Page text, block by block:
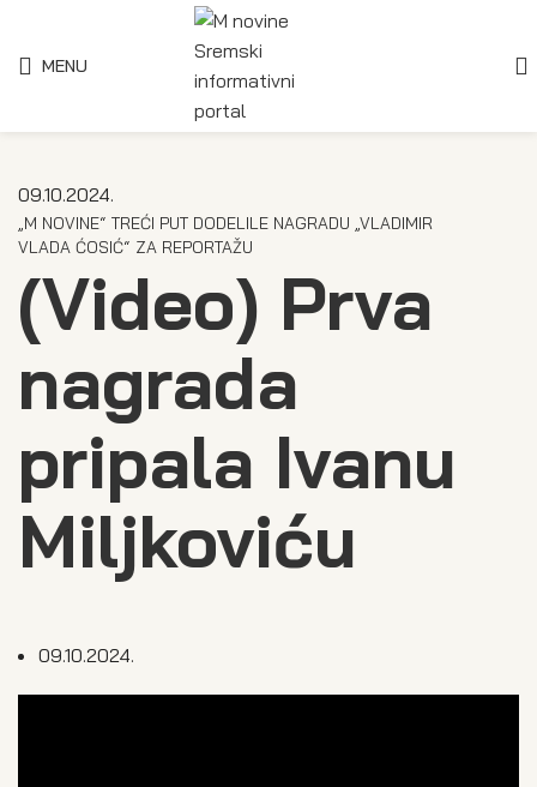
MENU
09.10.2024.
„M NOVINE“ TREĆI PUT DODELILE NAGRADU „VLADIMIR
VLADA ĆOSIĆ“ ZA REPORTAŽU
(Video) Prva
nagrada
pripala Ivanu
Miljkoviću
09.10.2024.